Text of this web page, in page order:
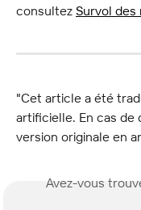
consultez Survol des
"Cet article a été
artificielle. En cas de
version originale en
Avez-vous